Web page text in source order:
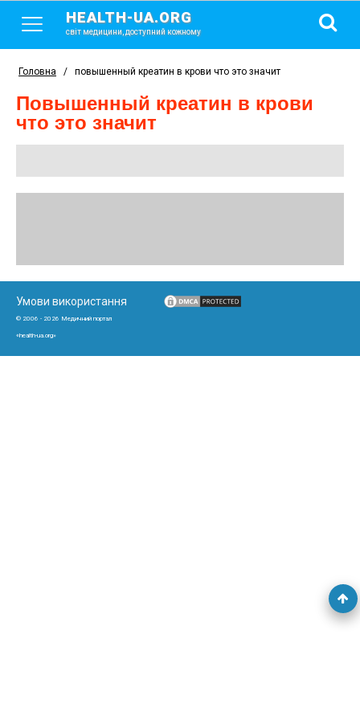
HEALTH-UA.ORG
світ медицини, доступний кожному
Головна / повышенный креатин в крови что это значит
повышенный креатин в крови
что это значит
Умови використання
© 2006 - 2026 Медичний портал
«health-ua.org»